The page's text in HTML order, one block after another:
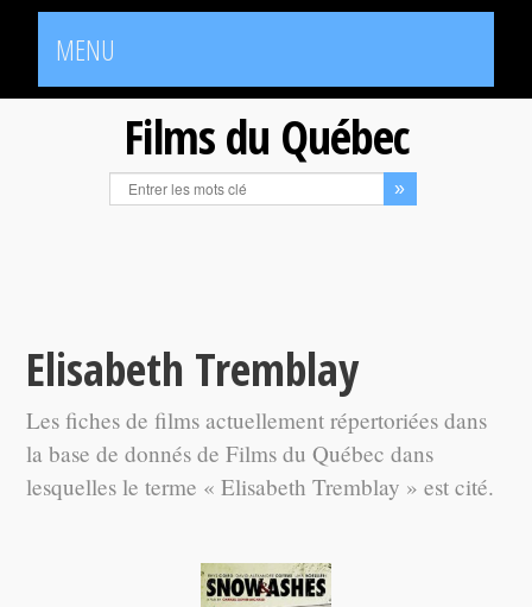
MENU
Films du Québec
Elisabeth Tremblay
Les fiches de films actuellement répertoriées dans
la base de donnés de Films du Québec dans
lesquelles le terme « Elisabeth Tremblay » est cité.